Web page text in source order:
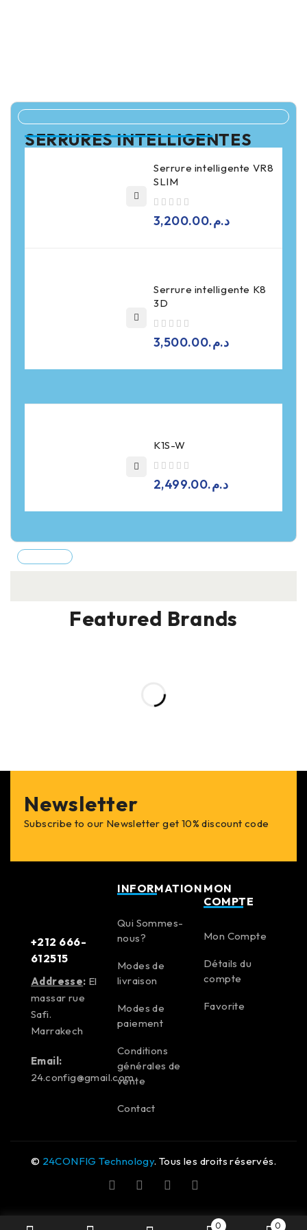
SERRURES INTELLIGENTES
Serrure intelligente VR8
SLIM
د.م.3,200.00
Serrure intelligente K8
3D
د.م.3,500.00
K1S-W
د.م.2,499.00
Featured Brands
Newsletter
Subscribe to our Newsletter get 10% discount code
+212 666-
612515
Addresse: El
massar rue
Safi.
Marrakech
Email:
24.config@gmail.com
INFORMATION
Qui Sommes-
nous?
Modes de
livraison
Modes de
paiement
Conditions
générales de
vente
Contact
MON
COMPTE
Mon Compte
Détails du
compte
Favorite
© 24CONFIG Technology. Tous les droits réservés.
0 0